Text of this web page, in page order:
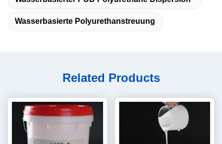
Wasserbasierte Polyurethanstreuung
Related Products